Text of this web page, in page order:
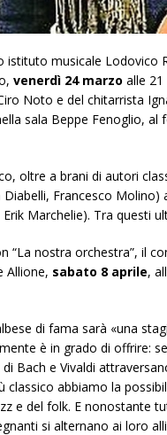
istituto musicale Lodovico
venerdì 24 marzo alle 21
Noto e del chitarrista
sala Beppe Fenoglio, al
oltre a brani di autori
Francesco Molino)
Marchelie). Tra questi
“La nostra orchestra”, il
Allione, sabato 8 aprile,
di fama sarà «una
è in grado di offrire:
Bach e Vivaldi
classico abbiamo la
e del folk. E nonostante
si alternano ai loro